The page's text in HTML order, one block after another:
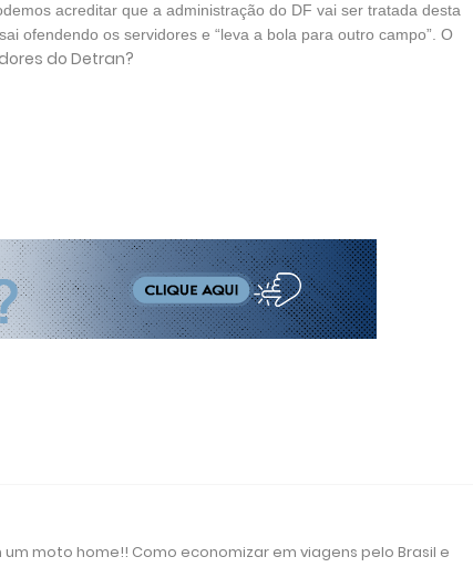
acreditar que a administração do DF vai ser tratada desta
ofendendo os servidores e “leva a bola para outro campo”. O
do Detran?
moto home!! Como economizar em viagens pelo Brasil e